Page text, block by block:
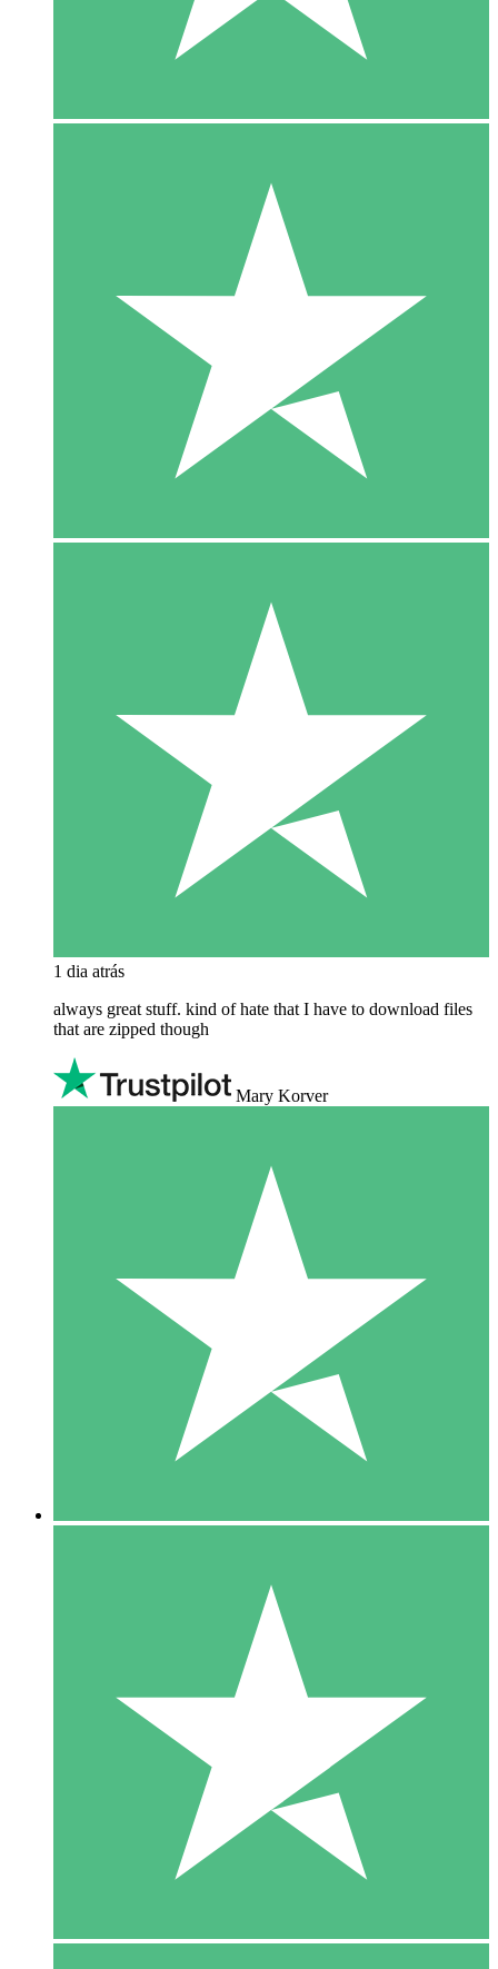
1 dia atrás
always great stuff. kind of hate that I have to download files
that are zipped though
Mary Korver